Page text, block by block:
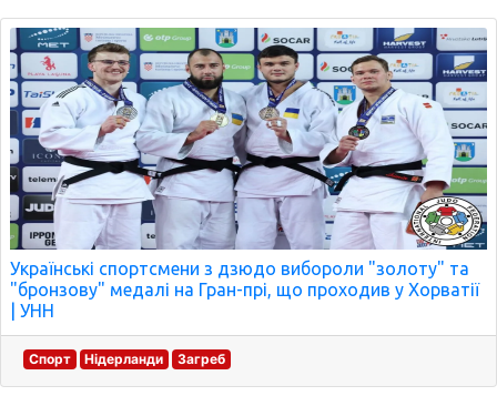
Українські спортсмени з дзюдо вибороли "золоту" та
"бронзову" медалі на Гран-прі, що проходив у Хорватії
| УНН
Спорт Нідерланди Загреб